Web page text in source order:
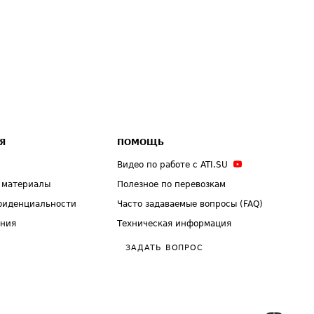
ПОМОЩЬ
Видео по работе с ATI.SU
Полезное по перевозкам
Часто задаваемые вопросы (FAQ)
Техническая информация
ЗАДАТЬ ВОПРОС